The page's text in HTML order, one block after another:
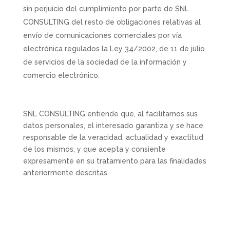
sin perjuicio del cumplimiento por parte de SNL
CONSULTING del resto de obligaciones relativas al
envío de comunicaciones comerciales por vía
electrónica regulados la Ley 34/2002, de 11 de julio
de servicios de la sociedad de la información y
comercio electrónico.
SNL CONSULTING entiende que, al facilitarnos sus
datos personales, el interesado garantiza y se hace
responsable de la veracidad, actualidad y exactitud
de los mismos, y que acepta y consiente
expresamente en su tratamiento para las finalidades
anteriormente descritas.